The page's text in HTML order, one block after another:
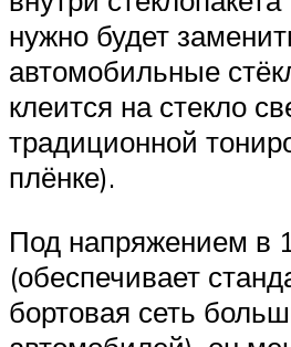
нужно будет
автомобильные
клеится на стекло
традиционной
плёнке).
Под напряжением в
(обеспечивает
бортовая сеть